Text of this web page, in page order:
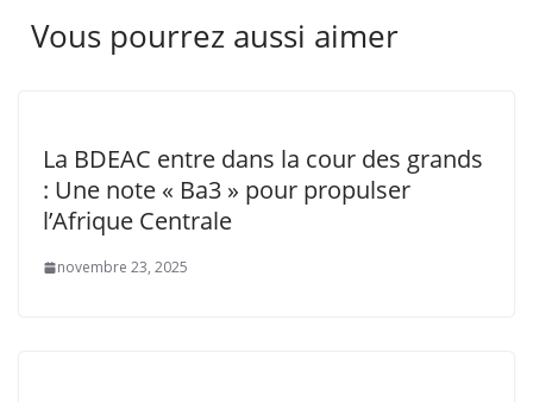
Vous pourrez aussi aimer
La BDEAC entre dans la cour des grands
: Une note « Ba3 » pour propulser
l’Afrique Centrale
novembre 23, 2025